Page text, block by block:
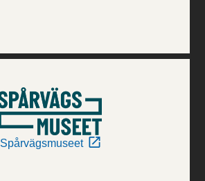
Spårvägsmuseet